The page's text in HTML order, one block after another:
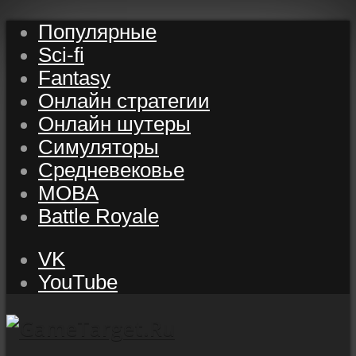
Популярные
Sci-fi
Fantasy
Онлайн стратегии
Онлайн шутеры
Симуляторы
Средневековье
MOBA
Battle Royale
VK
YouTube